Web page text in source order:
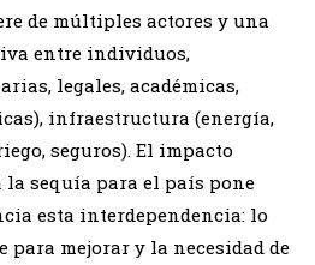
de múltiples actores y una
entre individuos,
legales, académicas,
infraestructura (energía,
seguros). El impacto
la sequía para el país pone
esta interdependencia: lo
para mejorar y la necesidad de